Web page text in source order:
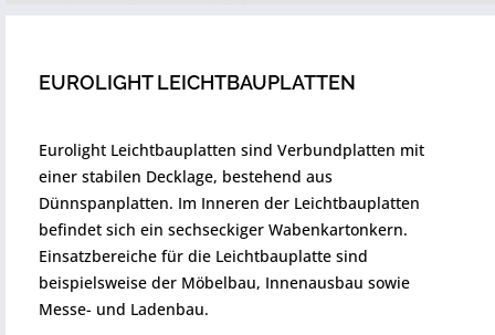
EUROLIGHT LEICHTBAUPLATTEN
Eurolight Leichtbauplatten sind Verbundplatten mit
einer stabilen Decklage, bestehend aus
Dünnspanplatten. Im Inneren der Leichtbauplatten
befindet sich ein sechseckiger Wabenkartonkern.
Einsatzbereiche für die Leichtbauplatte sind
beispielsweise der Möbelbau, Innenausbau sowie
Messe- und Ladenbau.